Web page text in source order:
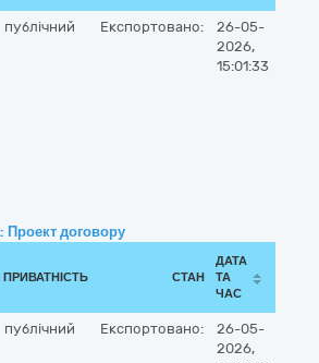
публічний Експортовано:
26-05-
2026,
15:01:33
Проект договору
ПРИВАТНІСТЬ СТАН
ДАТА
ТА
ЧАС
публічний Експортовано:
26-05-
2026,